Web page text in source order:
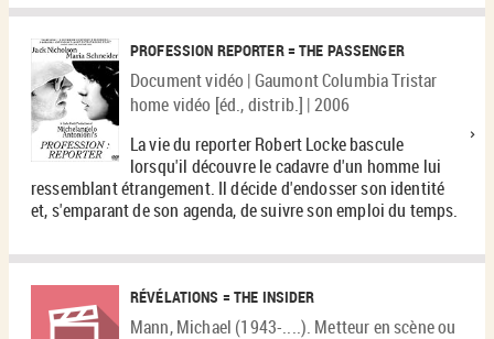
PROFESSION REPORTER = THE PASSENGER
Document vidéo | Gaumont Columbia Tristar
home vidéo [éd., distrib.] | 2006
La vie du reporter Robert Locke bascule
lorsqu'il découvre le cadavre d'un homme lui
ressemblant étrangement. Il décide d'endosser son identité
et, s'emparant de son agenda, de suivre son emploi du temps.
RÉVÉLATIONS = THE INSIDER
Mann, Michael (1943-....). Metteur en scène ou